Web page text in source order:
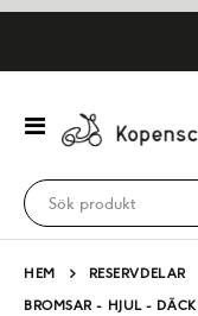
Växla
Nav
HEM RESERVDELAR
BROMSAR - HJUL - DÄCK